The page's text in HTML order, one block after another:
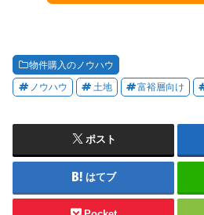
物件購入のノウハウ
ノウハウ 土地 富裕層向け
ポスト
はてブ